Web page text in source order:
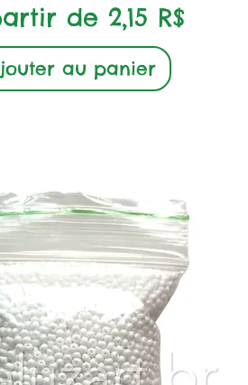
de 2,15 R$
promotionnel
au panier